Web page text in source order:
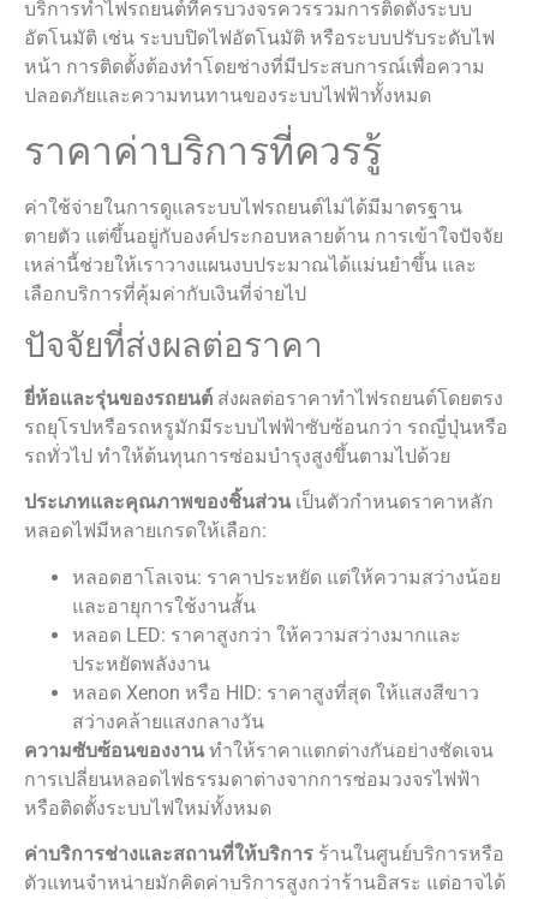
บริการทําไฟรถยนต์ที่ครบวงจรควรรวมการติดตั้งระบบ
อัตโนมัติ เช่น ระบบปิดไฟอัตโนมัติ หรือระบบปรับระดับไฟ
หน้า การติดตั้งต้องทำโดยช่างที่มีประสบการณ์เพื่อความ
ปลอดภัยและความทนทานของระบบไฟฟ้าทั้งหมด
ราคาค่าบริการที่ควรรู้
ค่าใช้จ่ายในการดูแลระบบไฟรถยนต์ไม่ได้มีมาตรฐาน
ตายตัว แต่ขึ้นอยู่กับองค์ประกอบหลายด้าน การเข้าใจปัจจัย
เหล่านี้ช่วยให้เราวางแผนงบประมาณได้แม่นยำขึ้น และ
เลือกบริการที่คุ้มค่ากับเงินที่จ่ายไป
ปัจจัยที่ส่งผลต่อราคา
ยี่ห้อและรุ่นของรถยนต์ ส่งผลต่อราคาทําไฟรถยนต์โดยตรง
รถยุโรปหรือรถหรูมักมีระบบไฟฟ้าซับซ้อนกว่า รถญี่ปุ่นหรือ
รถทั่วไป ทำให้ต้นทุนการซ่อมบำรุงสูงขึ้นตามไปด้วย
ประเภทและคุณภาพของชิ้นส่วน เป็นตัวกำหนดราคาหลัก
หลอดไฟมีหลายเกรดให้เลือก:
หลอดฮาโลเจน: ราคาประหยัด แต่ให้ความสว่างน้อย
และอายุการใช้งานสั้น
หลอด LED: ราคาสูงกว่า ให้ความสว่างมากและ
ประหยัดพลังงาน
หลอด Xenon หรือ HID: ราคาสูงที่สุด ให้แสงสีขาว
สว่างคล้ายแสงกลางวัน
ความซับซ้อนของงาน ทำให้ราคาแตกต่างกันอย่างชัดเจน
การเปลี่ยนหลอดไฟธรรมดาต่างจากการซ่อมวงจรไฟฟ้า
หรือติดตั้งระบบไฟใหม่ทั้งหมด
ค่าบริการช่างและสถานที่ให้บริการ ร้านในศูนย์บริการหรือ
ตัวแทนจำหน่ายมักคิดค่าบริการสูงกว่าร้านอิสระ แต่อาจได้